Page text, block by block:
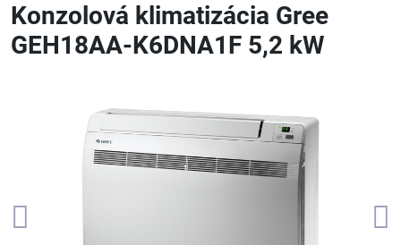
Konzolová klimatizácia Gree
GEH18AA-K6DNA1F 5,2 kW